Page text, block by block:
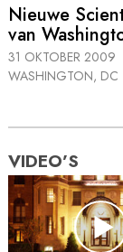
Nieuwe
van
31 OKTOBER 2009
WASHINGTON, DC
VIDEO’S